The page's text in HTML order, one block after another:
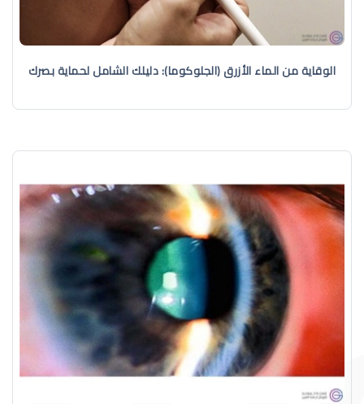
الوقاية من الماء الأزرق (الجلوكوما): دليلك الشامل لحماية بصرك